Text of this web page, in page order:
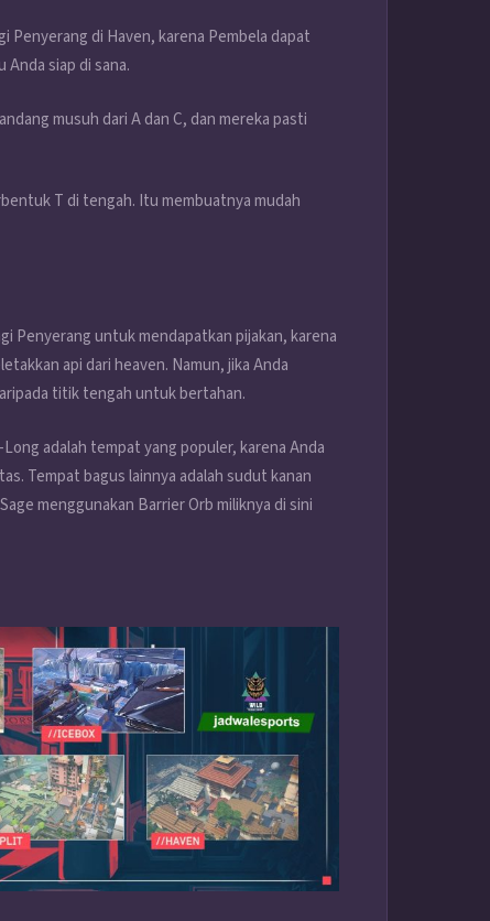
di Haven, karena Pembela dapat
siap di sana.
musuh dari A dan C, dan mereka pasti
T di tengah. Itu membuatnya mudah
Penyerang untuk mendapatkan pijakan, karena
api dari heaven. Namun, jika Anda
titik tengah untuk bertahan.
adalah tempat yang populer, karena Anda
Tempat bagus lainnya adalah sudut kanan
menggunakan Barrier Orb miliknya di sini